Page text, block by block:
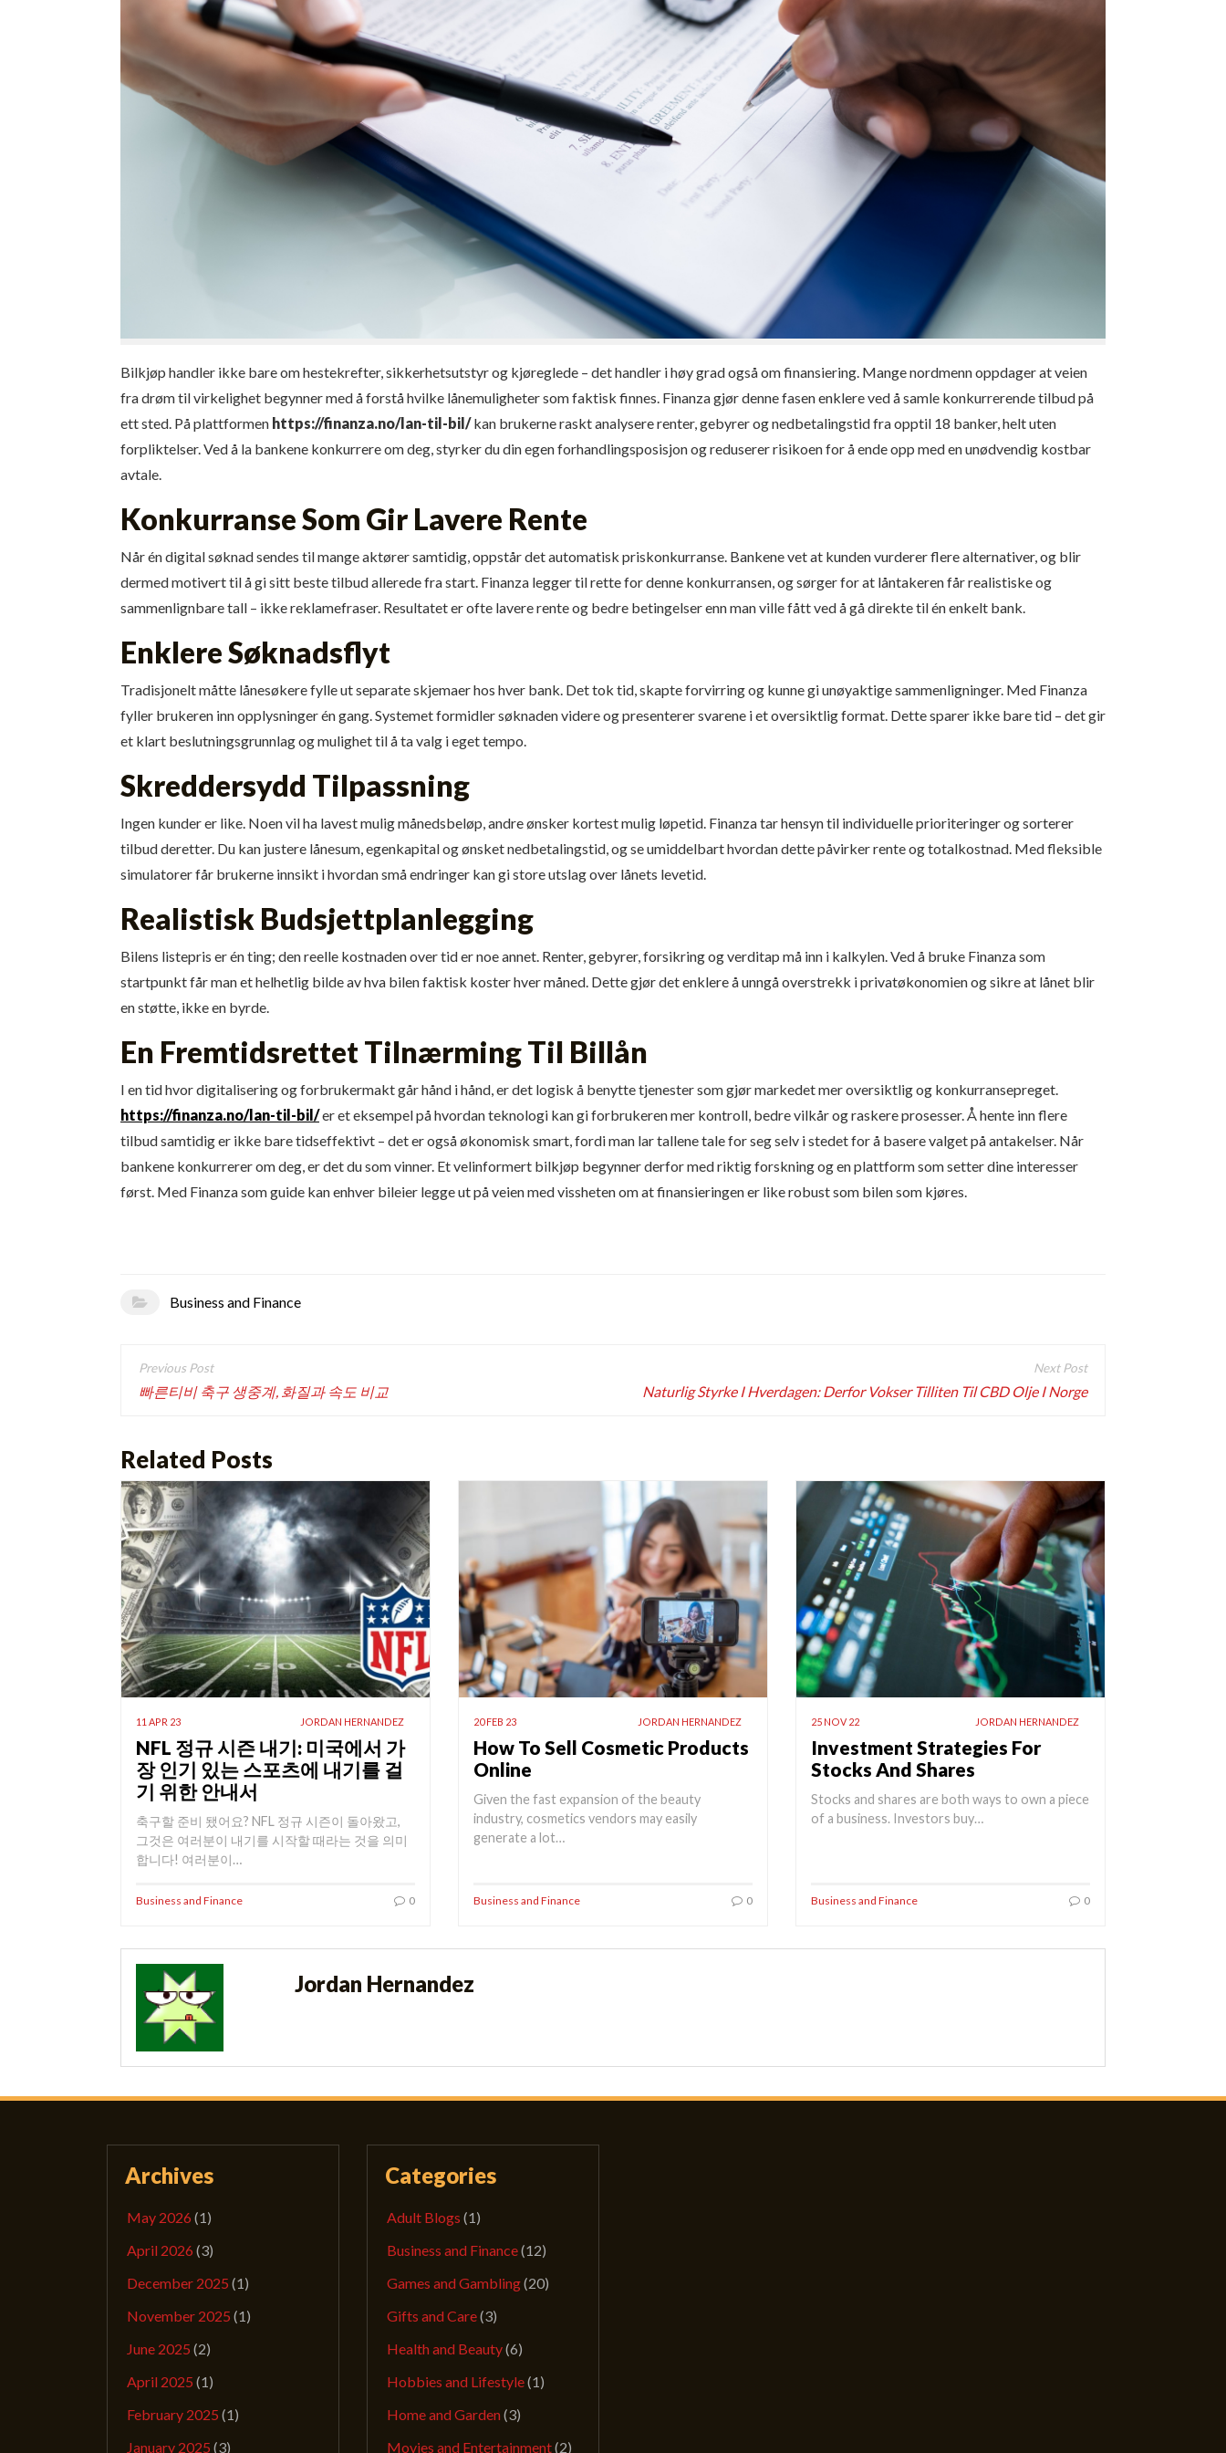
Bilkjøp handler ikke bare om hestekrefter, sikkerhets­utstyr og kjøreglede – det handler i høy grad også om finansiering. Mange nordmenn oppdager at veien
fra drøm til virkelighet begynner med å forstå hvilke låne­muligheter som faktisk finnes. Finanza gjør denne fasen enklere ved å samle konkurrerende tilbud på
ett sted. På plattformen https://finanza.no/lan-til-bil/kan brukerne raskt analysere renter, gebyrer og nedbetalingstid fra opptil 18 banker, helt uten
forpliktelser. Ved å la bankene konkurrere om deg, styrker du din egen forhandlingsposisjon og reduserer risikoen for å ende opp med en unødvendig kostbar
avtale.
Konkurranse Som Gir Lavere Rente
Når én digital søknad sendes til mange aktører samtidig, oppstår det automatisk priskonkurranse. Bankene vet at kunden vurderer flere alternativer, og blir
dermed motivert til å gi sitt beste tilbud allerede fra start. Finanza legger til rette for denne konkurransen, og sørger for at låntakeren får realistiske og
sammenlignbare tall – ikke reklame­fraser. Resultatet er ofte lavere rente og bedre betingelser enn man ville fått ved å gå direkte til én enkelt bank.
Enklere Søknadsflyt
Tradisjonelt måtte lånesøkere fylle ut separate skjemaer hos hver bank. Det tok tid, skapte forvirring og kunne gi unøyaktige sammenligninger. Med Finanza
fyller brukeren inn opplysninger én gang. Systemet formidler søknaden videre og presenterer svarene i et oversiktlig format. Dette sparer ikke bare tid – det gir
et klart beslutningsgrunnlag og mulighet til å ta valg i eget tempo.
Skreddersydd Tilpassning
Ingen kunder er like. Noen vil ha lavest mulig måneds­beløp, andre ønsker kortest mulig løpetid. Finanza tar hensyn til individuelle prioriteringer og sorterer
tilbud deretter. Du kan justere lånesum, egenkapital og ønsket nedbetalingstid, og se umiddelbart hvordan dette påvirker rente og totalkostnad. Med fleksible
simulatorer får brukerne innsikt i hvordan små endringer kan gi store utslag over lånets levetid.
Realistisk Budsjettplanlegging
Bilens listepris er én ting; den reelle kostnaden over tid er noe annet. Renter, gebyrer, forsikring og verditap må inn i kalkylen. Ved å bruke Finanza som
startpunkt får man et helhetlig bilde av hva bilen faktisk koster hver måned. Dette gjør det enklere å unngå over­strekk i privat­økonomien og sikre at lånet blir
en støtte, ikke en byrde.
En Fremtidsrettet Tilnærming Til Billån
I en tid hvor digitalisering og forbruker­makt går hånd i hånd, er det logisk å benytte tjenester som gjør markedet mer oversiktlig og konkurransepreget.
https://finanza.no/lan-til-bil/er et eksempel på hvordan teknologi kan gi forbrukeren mer kontroll, bedre vilkår og raskere prosesser. Å hente inn flere
tilbud samtidig er ikke bare tidseffektivt – det er også økonomisk smart, fordi man lar tallene tale for seg selv i stedet for å basere valget på antakelser. Når
bankene konkurrerer om deg, er det du som vinner. Et velinformert bilkjøp begynner derfor med riktig forskning og en plattform som setter dine interesser
først. Med Finanza som guide kan enhver bileier legge ut på veien med vissheten om at finansieringen er like robust som bilen som kjøres.
Business and Finance
Post
navigation
빠른티비 축구 생중계, 화질과 속도 비교 Naturlig Styrke I Hverdagen: Derfor Vokser Tilliten Til CBD Olje I Norge
Related Posts
11 APR 23 JORDAN HERNANDEZ
NFL 정규 시즌 내기: 미국에서 가
장 인기 있는 스포츠에 내기를 걸
기 위한 안내서
축구할 준비 됐어요? NFL 정규 시즌이 돌아왔고,
그것은 여러분이 내기를 시작할 때라는 것을 의미
합니다! 여러분이…
Business and Finance 0
20 FEB 23 JORDAN HERNANDEZ
How To Sell Cosmetic Products
Online
Given the fast expansion of the beauty
industry, cosmetics vendors may easily
generate a lot…
Business and Finance 0
25 NOV 22 JORDAN HERNANDEZ
Investment Strategies For
Stocks And Shares
Stocks and shares are both ways to own a piece
of a business. Investors buy…
Business and Finance 0
Jordan Hernandez
Archives
May 2026 (1)
April 2026 (3)
December 2025 (1)
November 2025 (1)
June 2025 (2)
April 2025 (1)
February 2025 (1)
January 2025 (3)
Categories
Adult Blogs (1)
Business and Finance(12)
Games and Gambling(20)
Gifts and Care(3)
Health and Beauty(6)
Hobbies and Lifestyle(1)
Home and Garden(3)
Movies and Entertainment(2)